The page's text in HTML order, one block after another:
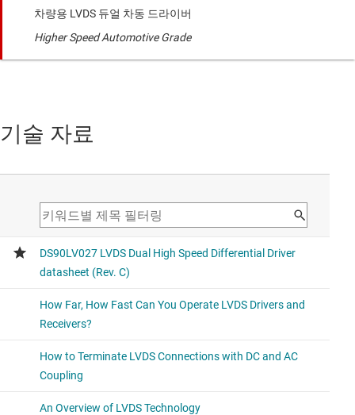
차량용 LVDS 듀얼 차동 드라이버
Higher Speed Automotive Grade
기술 자료